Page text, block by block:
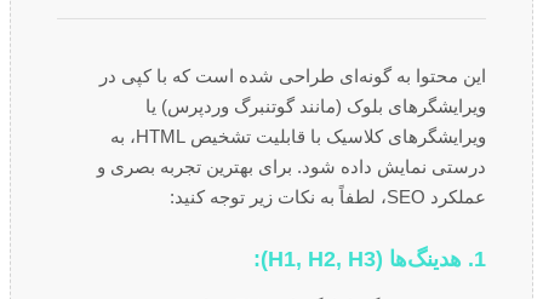
این محتوا به گونه‌ای طراحی شده است که با کپی در
ویرایشگرهای بلوک (مانند گوتنبرگ وردپرس) یا
ویرایشگرهای کلاسیک با قابلیت تشخیص HTML، به
درستی نمایش داده شود. برای بهترین تجربه بصری و
عملکرد SEO، لطفاً به نکات زیر توجه کنید:
1. هدینگ‌ها (H1, H2, H3):